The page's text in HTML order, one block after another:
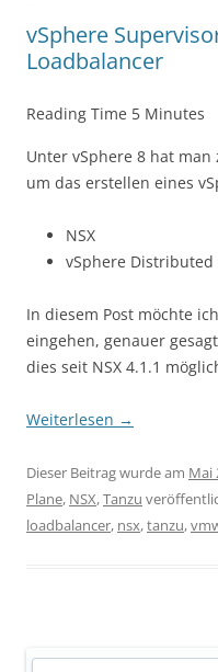
vSphere
Loadbalancer
Reading Time 5 Minutes
Unter vSphere 8 hat man
um das erstellen eines
NSX
vSphere Distributed
In diesem Post möchte
eingehen, genauer
dies seit NSX 4.1.1
Weiterlesen →
Dieser Beitrag wurde am Mai
Plane, NSX,Tanzu
loadbalancer, nsx,tanzu,